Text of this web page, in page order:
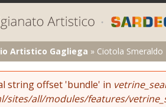
Artistico Gagliega » Ciotola Smeraldo
string offset 'bundle' in
sites/all/modules/features/